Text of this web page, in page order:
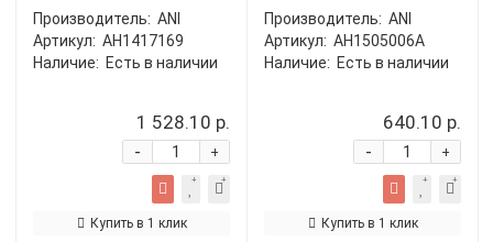
Производитель: ANI
Артикул: AH1417169
Наличие: Есть в наличии
1 528.10 р.
+
-
Купить в 1 клик
Производитель: ANI
Артикул: AH1505006A
Наличие: Есть в наличии
640.10 р.
+
-
Купить в 1 клик